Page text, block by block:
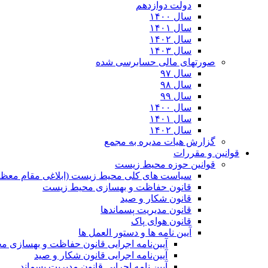
دولت دوازدهم
سال ۱۴۰۰
سال ۱۴۰۱
سال ۱۴۰۲
سال ۱۴۰۳
صورتهای مالی حسابرسی شده
سال ۹۷
سال ۹۸
سال ۹۹
سال ۱۴۰۰
سال ۱۴۰۱
سال ۱۴۰۲
گزارش هیات مدیره به مجمع
قوانین و مقررات
قوانین حوزه محیط زیست
ﺳﯿﺎﺳﺖ ﻫﺎی ﮐﻠﯽ ﻣﺤﯿﻂ زﯾﺴﺖ (ابلاغی مقام
قانون حفاظت و بهسازی محیط زیست
قانون شکار و صید
قانون مدیریت پسماندها
قانون هوای پاک
آیین نامه ها و دستور العمل ها
آیین‌نامه اجرایی قانون حفاظت و
آیین‌نامه اجرایی قانون شکار و صید